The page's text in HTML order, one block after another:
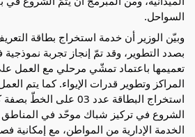
السواحل.
وبيّن الوزير أن خدمة استخراج بطاقة
بصدد التطوير، وقد تمّ إنجاز تجربة
تعميمها باعتماد تمشّي مرحلي مع العمل
المراكز وتطوير قدرات الإيواء. كما يتم
استخراج البطاقة عدد 03
الشروع في تركيز شباك موحّد في المناطق
الخدمة الإدارية من المواطن، مع إمكانية